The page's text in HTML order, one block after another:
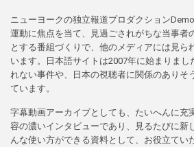
ニューヨークの独立報道プロダクション
運動に焦点を当て、見過ごされがちな当事者
とする番組づくりで、他のメディアには見ら
います。日本語サイトは2007年に始まりまし
れない事件や、日本の視聴者に関係のありそ
ています。
字幕動画アーカイブとしても、たいへんに充
容の濃いインタビューであり、見るたびに新
んな使い方ができる資料として、お役立てい